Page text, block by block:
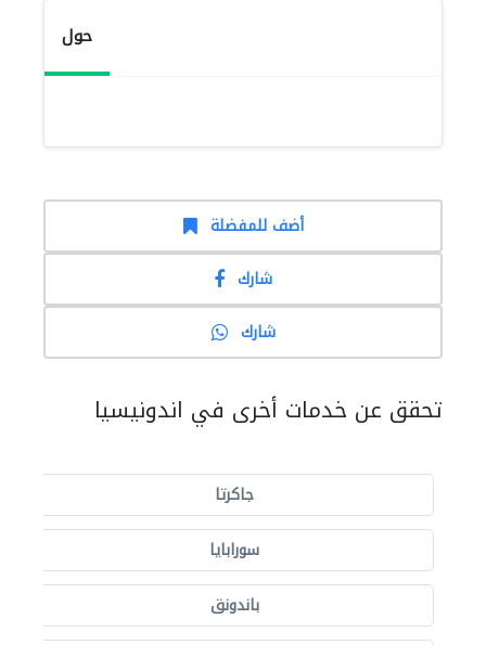
حول
أضف للمفضلة
شارك
شارك
تحقق عن خدمات أخرى في اندونيسيا
جاكرتا
سورابايا
باندونق